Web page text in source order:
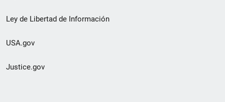
Ley de Libertad de Información
USA.gov
Justice.gov